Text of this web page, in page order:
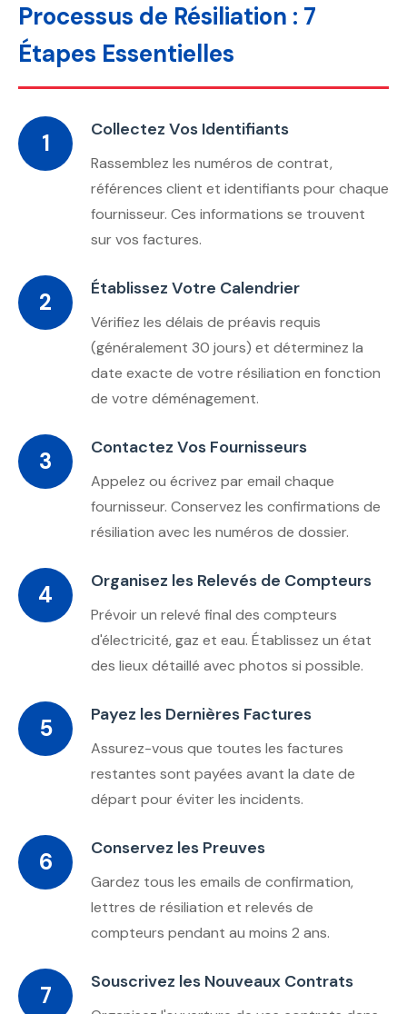
Processus de Résiliation : 7
Étapes Essentielles
1 Collectez Vos Identifiants
Rassemblez les numéros de contrat,
références client et identifiants pour chaque
fournisseur. Ces informations se trouvent
sur vos factures.
2 Établissez Votre Calendrier
Vérifiez les délais de préavis requis
(généralement 30 jours) et déterminez la
date exacte de votre résiliation en fonction
de votre déménagement.
3 Contactez Vos Fournisseurs
Appelez ou écrivez par email chaque
fournisseur. Conservez les confirmations de
résiliation avec les numéros de dossier.
4 Organisez les Relevés de Compteurs
Prévoir un relevé final des compteurs
d'électricité, gaz et eau. Établissez un état
des lieux détaillé avec photos si possible.
5 Payez les Dernières Factures
Assurez-vous que toutes les factures
restantes sont payées avant la date de
départ pour éviter les incidents.
6 Conservez les Preuves
Gardez tous les emails de confirmation,
lettres de résiliation et relevés de
compteurs pendant au moins 2 ans.
7 Souscrivez les Nouveaux Contrats